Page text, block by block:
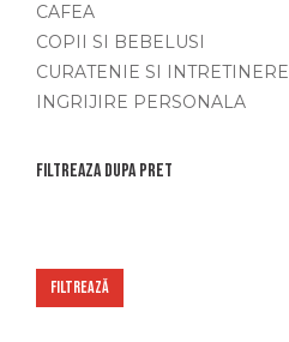
CAFEA
COPII SI BEBELUSI
CURATENIE SI INTRETINERE
INGRIJIRE PERSONALA
Filtreaza dupa pret
FILTREAZĂ